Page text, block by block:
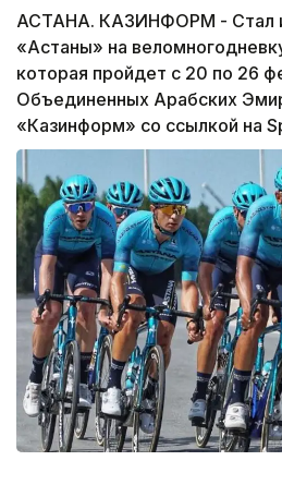
АСТАНА. КАЗИНФОРМ - Стал
«Астаны» на
которая пройдет с 20 по 26
Объединенных Арабских
«Казинформ» со ссылкой на